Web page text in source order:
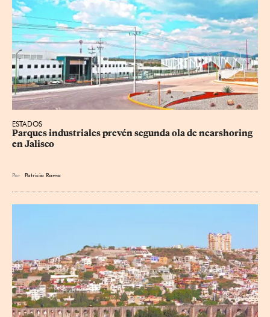
ESTADOS
Parques industriales prevén segunda ola de nearshoring
en Jalisco
Por Patricia Romo